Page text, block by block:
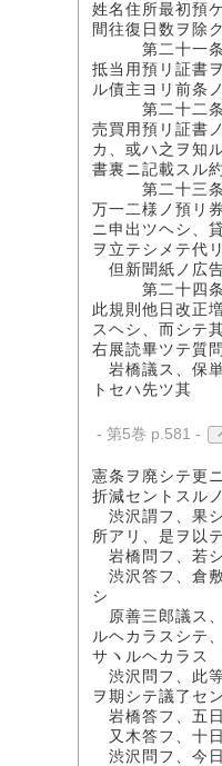
姓名住所最初預
間往復日数ヲ除
第二十一条
抵当用預リ証書
ル債主ヨリ前条
第二十二条
売買用預リ証書
カ、或ハ之ヲ知
書裏ニ記載スル
第二十三条
万一二様ノ預リ
ニ申出ツヘシ、
ヲ立テシメテ代
但新聞紙ノ広
第二十四条
此規則他日改正
スヘシ、而シテ
右展読畢ツテ質
岩橋議ス、保
トセハ先ツ其
- 第5巻 p.581 -
憲条ヲ廃シテ更
折減セントスル
渋沢謂フ、果
所アリ、是ヲ以
岩橋問フ、若
渋沢答フ、倉
シ
原善三郎議ス
ルヘカラスシテ
サヽルヘカラス
渋沢問フ、此
ヲ期シテ議了セ
岩橋答フ、五
又木答フ、十
渋沢問フ、今